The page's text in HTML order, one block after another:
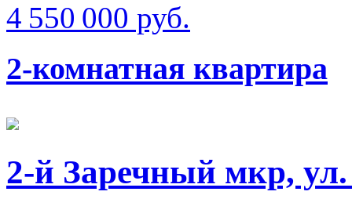
4 550 000 руб.
2-комнатная квартира
2-й Заречный мкр, ул.